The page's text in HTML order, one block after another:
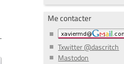
Me contacter
Txwitter @dascritch
Mastodon